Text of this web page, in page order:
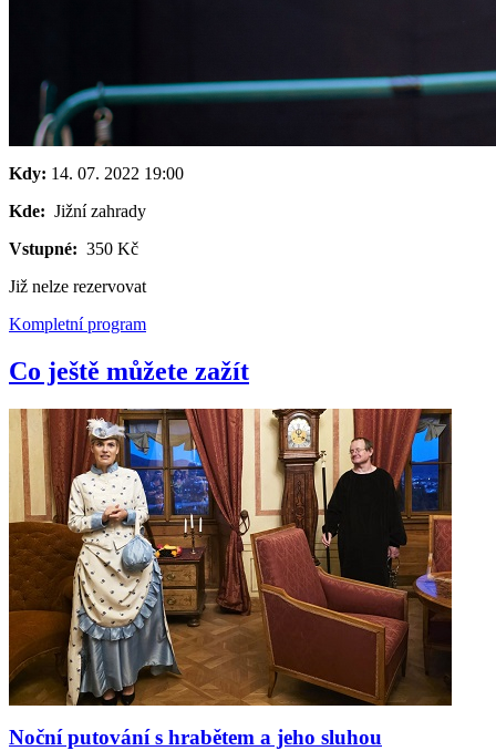
Kdy: 14. 07. 2022 19:00
Kde: Jižní zahrady
Vstupné: 350 Kč
Již nelze rezervovat
Kompletní program
Co ještě můžete zažít
Noční putování s hrabětem a jeho sluhou